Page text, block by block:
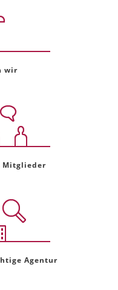
wir
Mitglieder
Agentur